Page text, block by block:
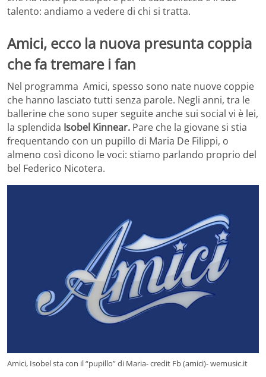
talento: andiamo a vedere di chi si tratta.
Amici, ecco la nuova presunta coppia
che fa tremare i fan
Nel programma Amici, spesso sono nate nuove coppie
che hanno lasciato tutti senza parole. Negli anni, tra le
ballerine che sono super seguite anche sui social vi è lei,
la splendida Isobel Kinnear. Pare che la giovane si stia
frequentando con un pupillo di Maria De Filippi, o
almeno così dicono le voci: stiamo parlando proprio del
bel Federico Nicotera.
Amici, Isobel sta con il “pupillo” di Maria- credit Fb (amici)- wemusic.it